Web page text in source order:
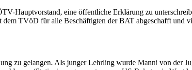
Hauptvorstand, eine öffentliche Erklärung zu
TVöD für alle Beschäftigten der BAT abgeschafft
zu gelangen. Als junger Lehrling wurde Manni von der